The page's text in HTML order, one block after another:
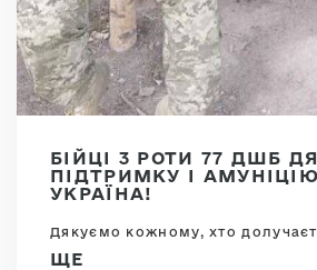
БІЙЦІ 3 РОТИ 77 ДШБ
ПІДТРИМКУ І
УКРАЇНА!
Дякуємо кожному, хто
ЩЕ